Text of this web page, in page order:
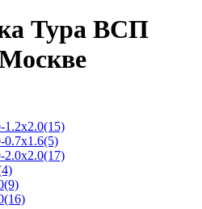
Тура ВСП
(15)
(5)
(17)
(9)
(16)